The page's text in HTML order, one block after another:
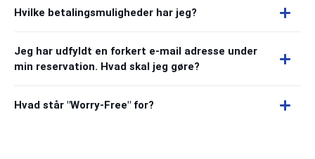
Hvilke betalingsmuligheder har jeg?
Jeg har udfyldt en forkert e-mail adresse under
min reservation. Hvad skal jeg gøre?
Hvad står "Worry-Free" for?